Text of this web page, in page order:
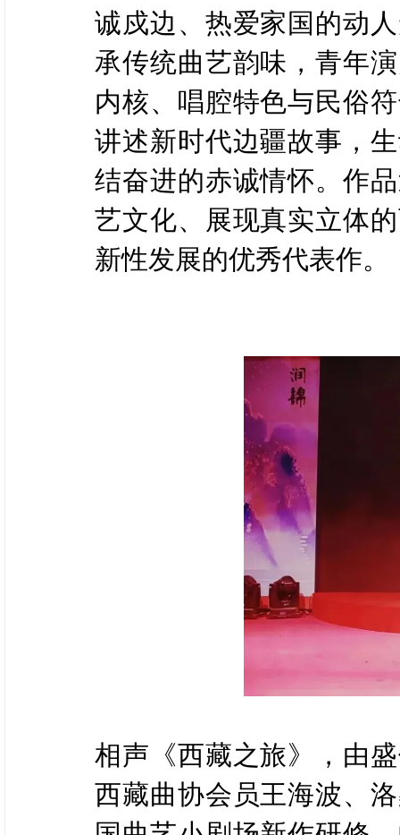
诚戍边、热爱家国的动
承传统曲艺韵味，青年
内核、唱腔特色与民俗
讲述新时代边疆故事，
结奋进的赤诚情怀。作
艺文化、展现真实立体
新性发展的优秀代表作。
相声《西藏之旅》，由
西藏曲协会员王海波、